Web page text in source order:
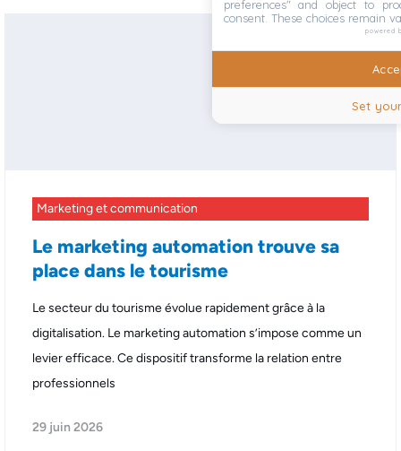
Marketing et communication
Le marketing automation trouve sa
place dans le tourisme
Le secteur du tourisme évolue rapidement grâce à la
digitalisation. Le marketing automation s’impose comme un
levier efficace. Ce dispositif transforme la relation entre
professionnels
29 juin 2026
preferences" and object to
consent. These choices remain
powered
Set